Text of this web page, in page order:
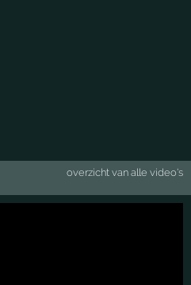
overzicht van alle video's